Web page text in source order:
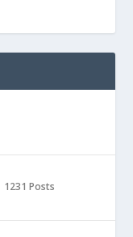
1231 Posts